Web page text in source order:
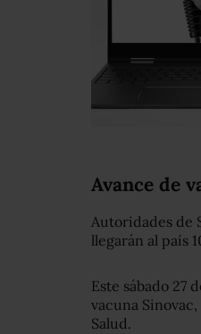
Avance de
Autoridades de
llegarán al país
Este sábado 27
vacuna
Salud.